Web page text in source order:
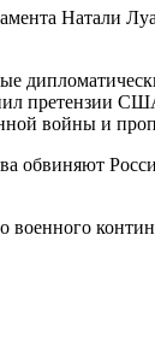
Натали
претензии
войны и
обвиняют